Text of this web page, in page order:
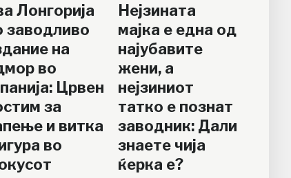
Лонгорија
заводливо
на
во
Црвен
за
и витка
во
Нејзината
мајка е една од
најубавите
жени, а
нејзиниот
татко е познат
заводник: Дали
знаете чија
ќерка е?